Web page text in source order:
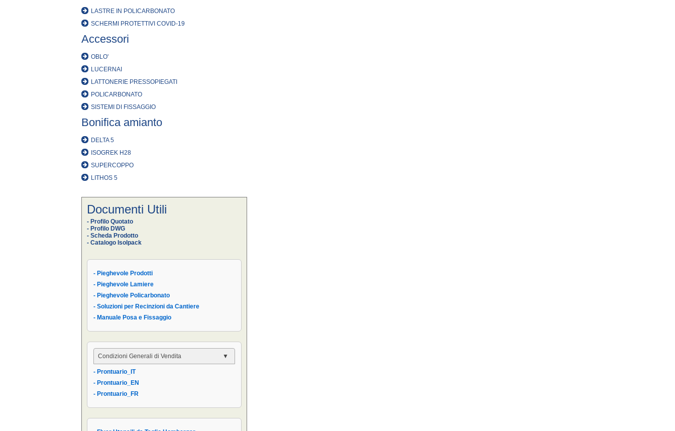
LASTRE IN POLICARBONATO
SCHERMI PROTETTIVI COVID-19
Accessori
OBLO'
LUCERNAI
LATTONERIE PRESSOPIEGATI
POLICARBONATO
SISTEMI DI FISSAGGIO
Bonifica amianto
DELTA 5
ISOGREK H28
SUPERCOPPO
LITHOS 5
Documenti Utili
- Profilo Quotato
- Profilo DWG
- Scheda Prodotto
- Catalogo Isolpack
- Pieghevole Prodotti
- Pieghevole Lamiere
- Pieghevole Policarbonato
- Soluzioni per Recinzioni da Cantiere
- Manuale Posa e Fissaggio
Condizioni Generali di Vendita
- Condizioni Generali
- Condizioni di Vendita AIPPEG
- Prontuario_IT
- Prontuario_IT
- Prontuario_EN
- Prontuario_FR